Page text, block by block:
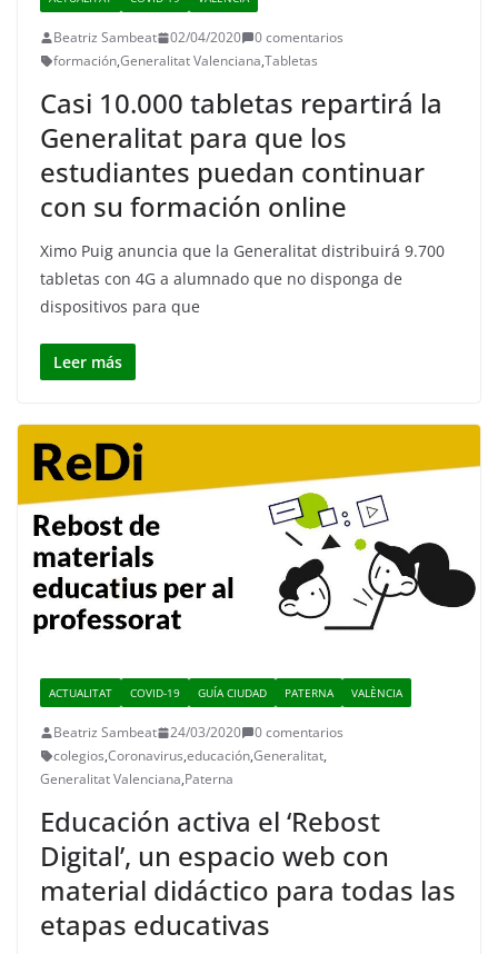
Beatriz Sambeat 02/04/2020
0 comentarios
formación,Generalitat Valenciana,Tabletas
Casi 10.000 tabletas repartirá la
Generalitat para que los
estudiantes puedan continuar
con su formación online
Ximo Puig anuncia que la Generalitat distribuirá 9.700
tabletas con 4G a alumnado que no disponga de
dispositivos para que
Leer más
ACTUALITAT COVID-19 GUÍA CIUDAD PATERNA VALÈNCIA
Beatriz Sambeat 24/03/2020
0 comentarios
colegios,Coronavirus,educación,Generalitat,
Generalitat Valenciana,Paterna
Educación activa el ‘Rebost
Digital’, un espacio web con
material didáctico para todas las
etapas educativas